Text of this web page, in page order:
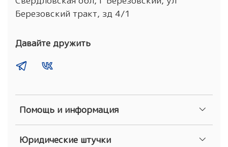
Помощь и информация
Юридические штучки
Березовский тракт, зд 4/1
Давайте дружить